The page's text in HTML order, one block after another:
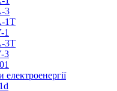
3
1T
1
3T
3